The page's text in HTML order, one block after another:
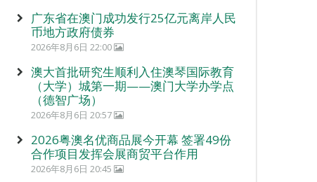
广东省在澳门成功发行25亿元离岸人民
币地方政府债券
2026年8月6日 22:00
澳大首批研究生顺利入住澳琴国际教育
（大学）城第一期——澳门大学办学点
（德智广场）
2026年8月6日 20:57
2026粤澳名优商品展今开幕 签署49份
合作项目发挥会展商贸平台作用
2026年8月6日 20:45